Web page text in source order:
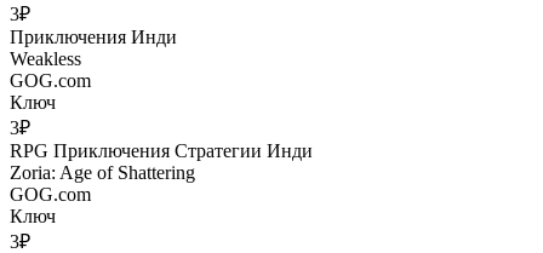
3₽
Приключения Инди
Weakless
GOG.com
Ключ
3₽
RPG Приключения Стратегии Инди
Zoria: Age of Shattering
GOG.com
Ключ
3₽